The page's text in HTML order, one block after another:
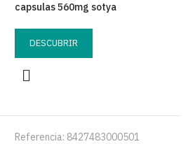
capsulas 560mg sotya
DESCUBRIR
Referencia: 8427483000501